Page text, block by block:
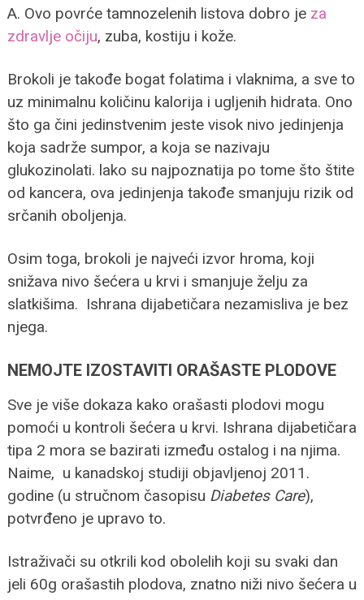
A. Ovo povrće tamnozelenih listova dobro je za
zdravlje očiju, zuba, kostiju i kože.
Brokoli je takođe bogat folatima i vlaknima, a sve to
uz minimalnu količinu kalorija i ugljenih hidrata. Ono
što ga čini jedinstvenim jeste visok nivo jedinjenja
koja sadrže sumpor, a koja se nazivaju
glukozinolati. lako su najpoznatija po tome što štite
od kancera, ova jedinjenja takođe smanjuju rizik od
srčanih oboljenja.
Osim toga, brokoli je najveći izvor hroma, koji
snižava nivo šećera u krvi i smanjuje želju za
slatkišima. Ishrana dijabetičara nezamisliva je bez
njega.
NEMOJTE IZOSTAVITI ORAŠASTE PLODOVE
Sve je više dokaza kako orašasti plodovi mogu
pomoći u kontroli šećera u krvi. Ishrana dijabetičara
tipa 2 mora se bazirati između ostalog i na njima.
Naime, u kanadskoj studiji objavljenoj 2011.
godine (u stručnom časopisu Diabetes Care),
potvrđeno je upravo to.
Istraživači su otkrili kod obolelih koji su svaki dan
jeli 60g orašastih plodova, znatno niži nivo šećera u